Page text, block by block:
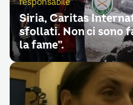
responsabile”
Siria, Caritas
sfollati. Non ci sono
la fame”.